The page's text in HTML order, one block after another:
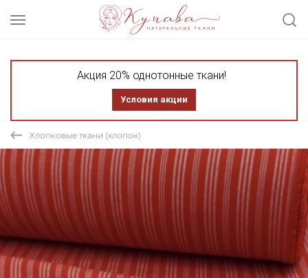
Акция 20% однотонные ткани!
Условия акции
Хлопковые ткани (хлопок)